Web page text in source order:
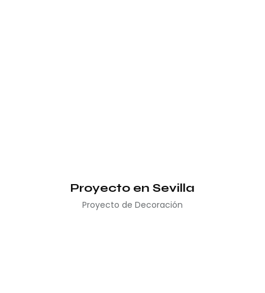
Proyecto en Sevilla
Proyecto de Decoración